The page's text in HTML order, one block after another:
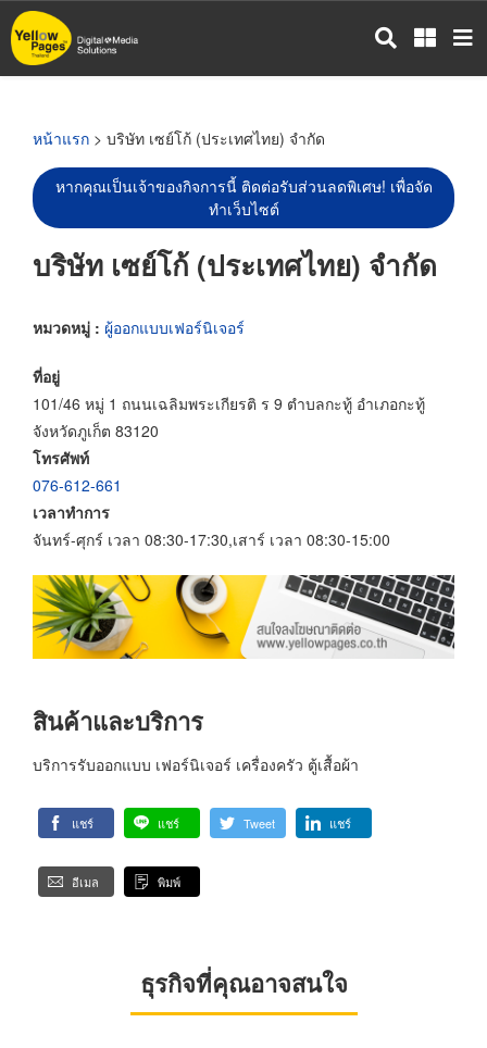
ข้าม
ไป
หน้าแรก > บริษัท เซย์โก้ (ประเทศไทย) จำกัด
หากคุณเป็นเจ้าของกิจการนี้ ติดต่อรับส่วนลดพิเศษ! เพื่อจัด
ทำเว็บไซต์
บริษัท เซย์โก้ (ประเทศไทย) จำกัด
หมวดหมู่ : ผู้ออกแบบเฟอร์นิเจอร์
ที่อยู่
101/46 หมู่ 1 ถนนเฉลิมพระเกียรติ ร 9 ตำบลกะทู้ อำเภอกะทู้
จังหวัดภูเก็ต 83120
โทรศัพท์
076-612-661
เวลาทำการ
จันทร์-ศุกร์ เวลา 08:30-17:30,เสาร์ เวลา 08:30-15:00
สินค้าและบริการ
บริการรับออกแบบ เฟอร์นิเจอร์ เครื่องครัว ตู้เสื้อผ้า
แชร์ แชร์ Tweet แชร์
อีเมล พิมพ์
ธุรกิจที่คุณอาจสนใจ